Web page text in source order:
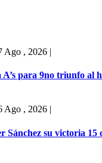
Ago , 2026 |
A’s para 9no triunfo al
Ago , 2026 |
Sánchez su victoria 15